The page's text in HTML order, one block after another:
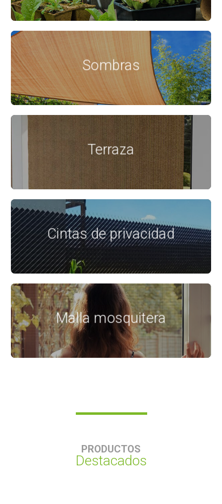
Sombras
Terraza
Cintas de privacidad
Malla mosquitera
PRODUCTOS
Destacados